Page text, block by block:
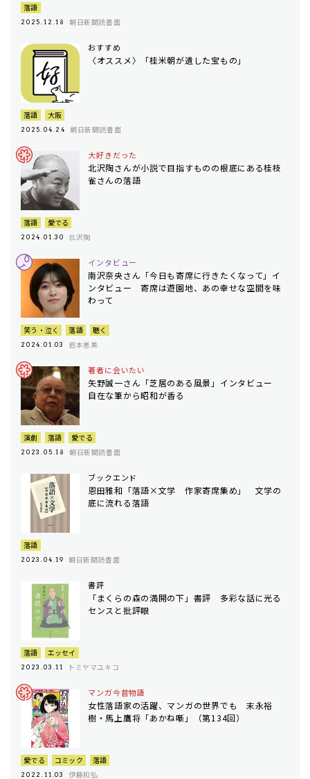
落語
2025.12.18 朝日新聞読書面
おすすめ
〈オススメ〉「桂米朝が遺した宝もの」
落語 大阪
2025.04.24 朝日新聞読書面
大好きだった
北沢陶さんが小説で目指すものの根底にある桂枝
雀さんの落語
落語 愛でる
2024.01.30 北沢陶
インタビュー
南沢奈央さん「今日も寄席に行きたくなって」イ
ンタビュー 寄席は遊園地、あの幸せな空間を味
わって
笑う・泣く 落語 聴く
2024.01.03 岩本恵美
著者に会いたい
矢野誠一さん「芝居のある風景」インタビュー
自在な筆から昭和が香る
演劇 落語 愛でる
2023.05.18 朝日新聞読書面
ブックエンド
恩田雅和「落語×文学 作家寄席集め」 文学の
底に流れる落語
落語
2023.04.19 朝日新聞読書面
書評
「まくらの森の満開の下」書評 多彩な話に光る
センスと批評眼
落語 エッセイ
2023.03.11 トミヤマユキコ
マンガ今昔物語
女性落語家の活躍、マンガの世界でも 末永裕
樹・馬上鷹将「あかね噺」（第134回）
愛でる コミック 落語
2022.11.03 伊藤和弘